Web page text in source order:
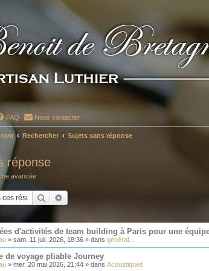
FAQ Nous contacter
Rechercher Sujets sans réponse
réponse
avancée
Rechercher
d'activités de team building à Paris pour une
» sam. 11 juil. 2026, 18:36 » dans général...
de voyage pliable Journey
» mer. 20 mai 2026, 21:44 » dans Acoustiques